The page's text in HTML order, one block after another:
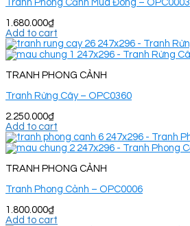
Tranh Phong Cảnh Mùa Đông – OPC0003
1.680.000₫
Add to cart
TRANH PHONG CẢNH
Tranh Rừng Cây – OPC0360
2.250.000₫
Add to cart
TRANH PHONG CẢNH
Tranh Phong Cảnh – OPC0006
1.800.000₫
Add to cart